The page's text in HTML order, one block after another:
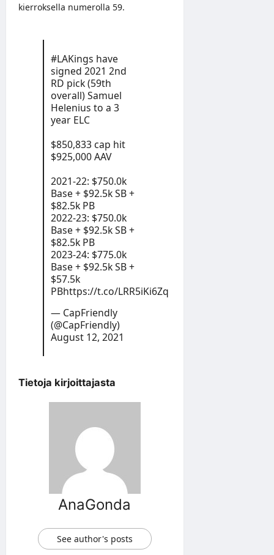
kierroksella numerolla 59.
#LAKings have
signed 2021 2nd
RD pick (59th
overall) Samuel
Helenius to a 3
year ELC
$850,833 cap hit
$925,000 AAV
2021-22: $750.0k
Base + $92.5k SB +
$82.5k PB
2022-23: $750.0k
Base + $92.5k SB +
$82.5k PB
2023-24: $775.0k
Base + $92.5k SB +
$57.5k
PBhttps://t.co/LRR5iKi6Zq
— CapFriendly
(@CapFriendly)
August 12, 2021
Tietoja kirjoittajasta
AnaGonda
See author's posts